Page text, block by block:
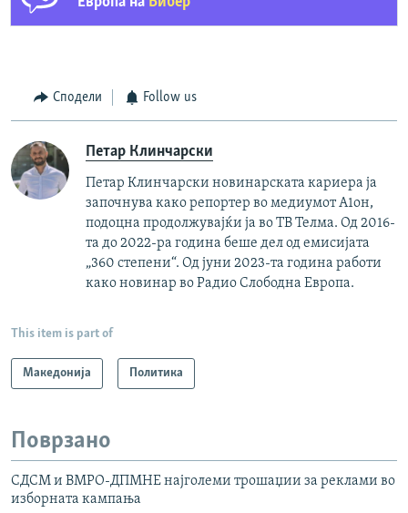
Сподели Follow us
Петар Клинчарски
Петар Клинчарски новинарската кариера ја
започнува како репортер во медиумот А1он,
подоцна продолжувајќи ја во ТВ Телма. Од 2016-
та до 2022-ра година беше дел од емисијата
„360 степени“. Од јуни 2023-та година работи
како новинар во Радио Слободна Европа.
This item is part of
Македонија Политика
Поврзано
СДСМ и ВМРО-ДПМНЕ најголеми трошаџии за реклами во
изборната кампања